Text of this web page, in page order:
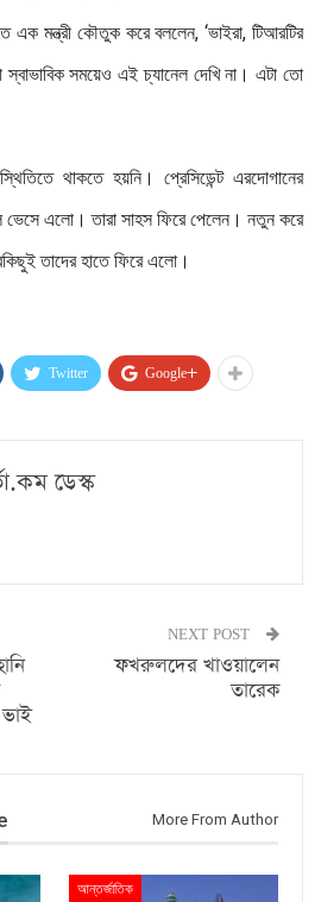
এক মন্ত্রী কৌতুক করে বললেন, ‘ভাইরা, টিআরটির
সময়েও এই চ্যানেল দেখি না। এটা তো
থাকতে হয়নি। প্রেসিডেন্ট এরদোগানের
ভেসে এলো। তারা সাহস ফিরে পেলেন। নতুন করে
তাদের হাতে ফিরে এলো।
Twitter Google+
ডেস্ক
NEXT POST
ফখরুলদের খাওয়ালেন
তারেক
More From Author
আন্তর্জাতিক